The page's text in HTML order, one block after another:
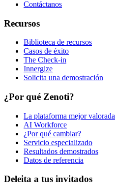
Contáctanos
Recursos
Biblioteca de recursos
Casos de éxito
The Check-in
Innergize
Solicita una demostración
¿Por qué Zenoti?
La plataforma mejor valorada
AI Workforce
¿Por qué cambiar?
Servicio especializado
Resultados demostrados
Datos de referencia
Deleita a tus invitados